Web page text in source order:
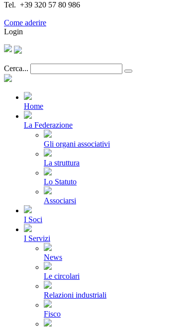
Tel. +39 320 57 80 986
Come aderire
Login
Cerca...
Home
La Federazione
Gli organi associativi
La struttura
Lo Statuto
Associarsi
I Soci
I Servizi
News
Le circolari
Relazioni industriali
Fisco